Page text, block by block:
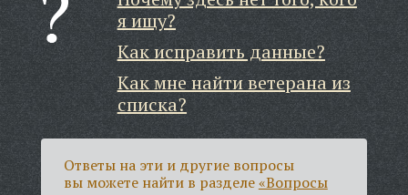
я ищу?
Как исправить данные?
Как мне найти ветерана из
списка?
Ответы на эти и другие вопросы
вы можете найти в разделе«Вопросы